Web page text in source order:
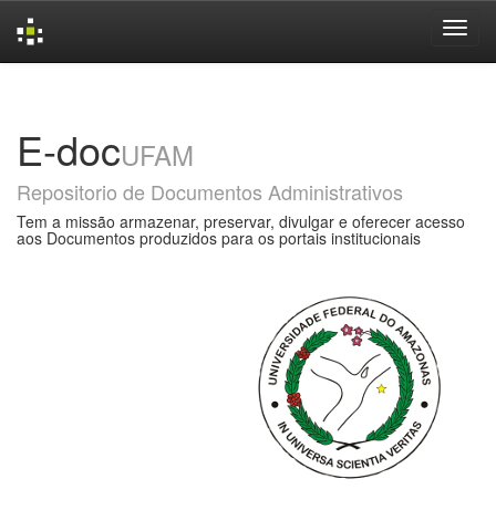
E-docUFAM
Repositorio de Documentos Administrativos
Tem a missão armazenar, preservar, divulgar e oferecer acesso
aos Documentos produzidos para os portais institucionais